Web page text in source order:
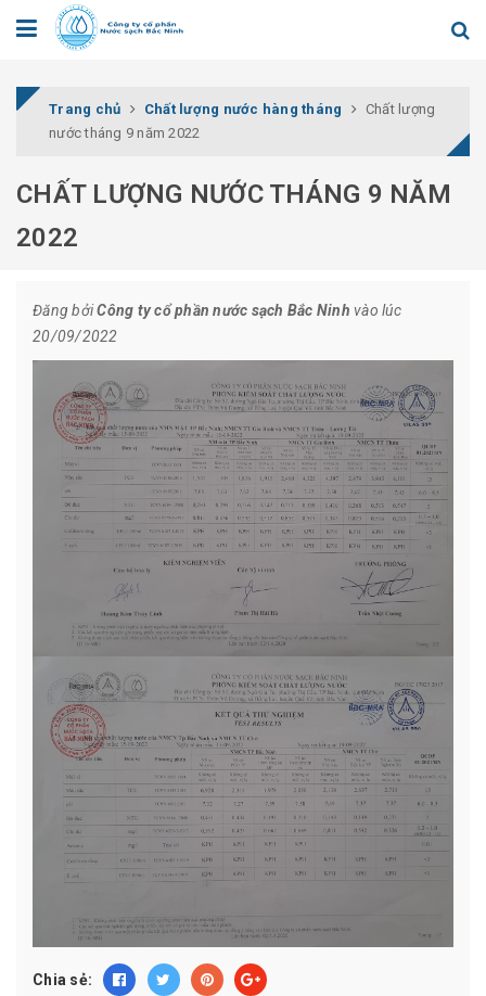
Trang chủ Chất lượng nước hàng tháng
Chất lượng
nước tháng 9 năm 2022
CHẤT LƯỢNG NƯỚC THÁNG 9 NĂM
2022
Đăng bởiCông ty cổ phần nước sạch Bắc Ninh vào lúc
20/09/2022
Chia sẻ: